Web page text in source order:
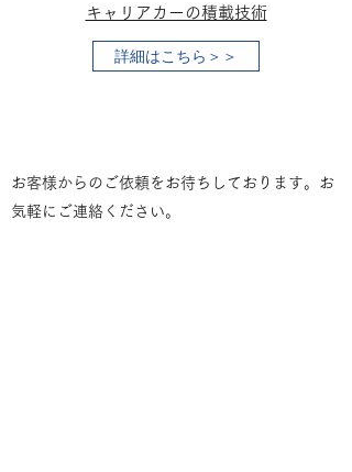
キャリアカーの積載技術
詳細はこちら＞＞
お客様からのご依頼をお待ちしております。お
気軽にご連絡ください。